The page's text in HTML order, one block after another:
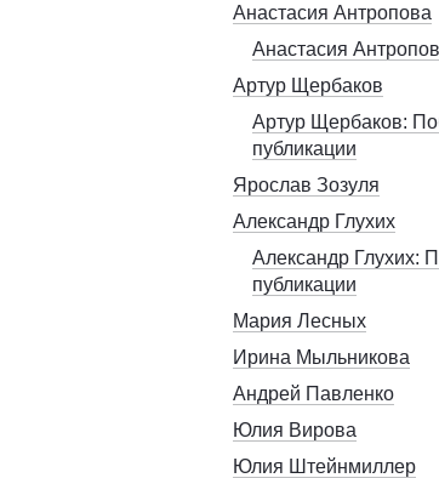
Анастасия Антропова
Анастасия
Артур Щербаков
Артур Щербаков:
публикации
Ярослав Зозуля
Александр Глухих
Александр Глухих:
публикации
Мария Лесных
Ирина Мыльникова
Андрей Павленко
Юлия Вирова
Юлия Штейнмиллер